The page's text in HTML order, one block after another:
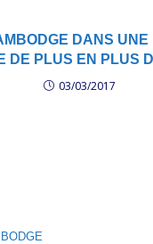
DANS UNE
DE PLUS EN PLUS
03/03/2017